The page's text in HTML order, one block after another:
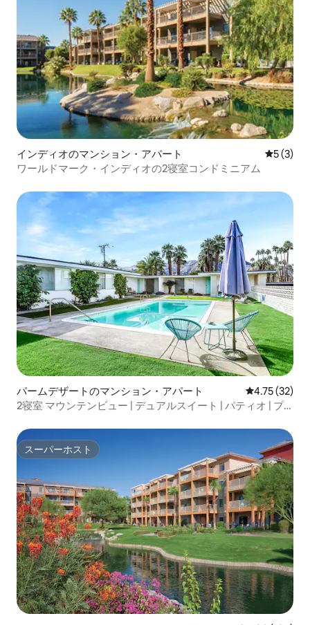
インディオのマンション・アパート レビュー
5 (3)
ワールドマーク・インディオの2寝室コンドミニアム
パームデザートのマンション・アパート レビュー32
4.75 (32)
2寝室 マウンテンビュー | デュアルスイート | パティオ | プ
スーパーホスト
スーパーホスト